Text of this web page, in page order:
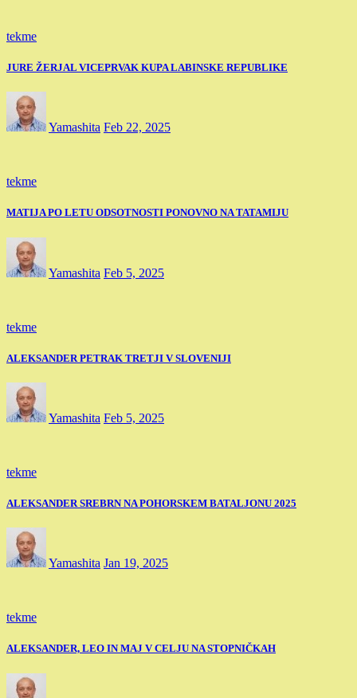
tekme
JURE ŽERJAL VICEPRVAK KUPA LABINSKE REPUBLIKE
Yamashita Feb 22, 2025
tekme
MATIJA PO LETU ODSOTNOSTI PONOVNO NA TATAMIJU
Yamashita Feb 5, 2025
tekme
ALEKSANDER PETRAK TRETJI V SLOVENIJI
Yamashita Feb 5, 2025
tekme
ALEKSANDER SREBRN NA POHORSKEM BATALJONU 2025
Yamashita Jan 19, 2025
tekme
ALEKSANDER, LEO IN MAJ V CELJU NA STOPNIČKAH